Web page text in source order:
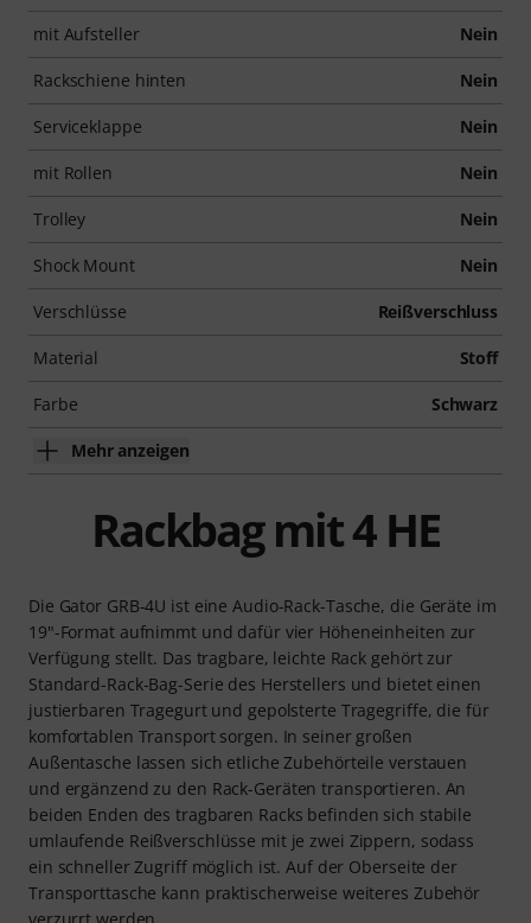
mit Aufsteller Nein
Rackschiene hinten Nein
Serviceklappe Nein
mit Rollen Nein
Trolley Nein
Shock Mount Nein
Verschlüsse Reißverschluss
Material Stoff
Farbe Schwarz
Mehr anzeigen
Rackbag mit 4 HE
Die Gator GRB-4U ist eine Audio-Rack-Tasche, die Geräte im
19"-Format aufnimmt und dafür vier Höheneinheiten zur
Verfügung stellt. Das tragbare, leichte Rack gehört zur
Standard-Rack-Bag-Serie des Herstellers und bietet einen
justierbaren Tragegurt und gepolsterte Tragegriffe, die für
komfortablen Transport sorgen. In seiner großen
Außentasche lassen sich etliche Zubehörteile verstauen
und ergänzend zu den Rack-Geräten transportieren. An
beiden Enden des tragbaren Racks befinden sich stabile
umlaufende Reißverschlüsse mit je zwei Zippern, sodass
ein schneller Zugriff möglich ist. Auf der Oberseite der
Transporttasche kann praktischerweise weiteres Zubehör
verzurrt werden.